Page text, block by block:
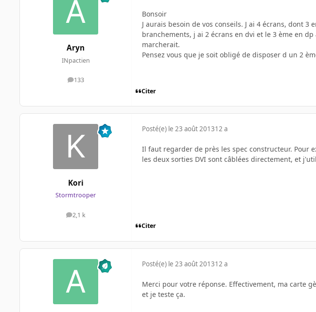
Aryn
INpactien
133
messages
Bonsoir
J aurais besoin de vos conseils. J ai 4 écrans, dont
branchements, j ai 2 écrans en dvi et le 3 ème en
marcherait.
Pensez vous que je soit obligé de disposer d un 2
Citer
Kori
Stormtrooper
2,1 k
messages
Posté(e) le 23 août 201312 a
Il faut regarder de près les spec constructeur. Pour
les deux sorties DVI sont câblées directement, et
Citer
Posté(e) le 23 août 201312 a
Merci pour votre réponse. Effectivement, ma carte
et je teste ça.